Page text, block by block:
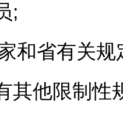
;
省有关规
其他限制性